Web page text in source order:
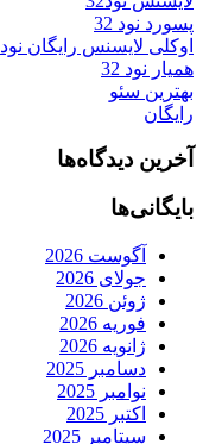
پسورد نود 32
اوکلی لایسنس رایگان نود 32
همیار نود 32
بهترین سئو
رایگان
آخرین دیدگاه‌ها
بایگانی‌ها
آگوست 2026
جولای 2026
ژوئن 2026
فوریه 2026
ژانویه 2026
دسامبر 2025
نوامبر 2025
اکتبر 2025
سپتامبر 2025